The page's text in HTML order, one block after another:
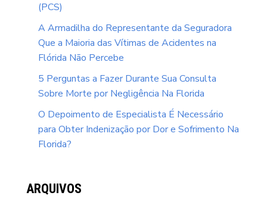
(PCS)
A Armadilha do Representante da Seguradora
Que a Maioria das Vítimas de Acidentes na
Flórida Não Percebe
5 Perguntas a Fazer Durante Sua Consulta
Sobre Morte por Negligência Na Florida
O Depoimento de Especialista É Necessário
para Obter Indenização por Dor e Sofrimento Na
Florida?
ARQUIVOS